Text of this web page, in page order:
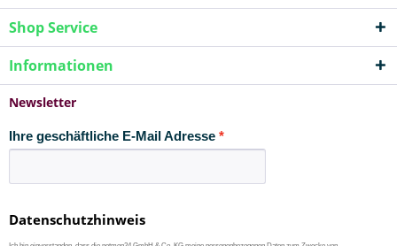
Shop Service
Informationen
Newsletter
Ihre geschäftliche E-Mail Adresse
Datenschutzhinweis